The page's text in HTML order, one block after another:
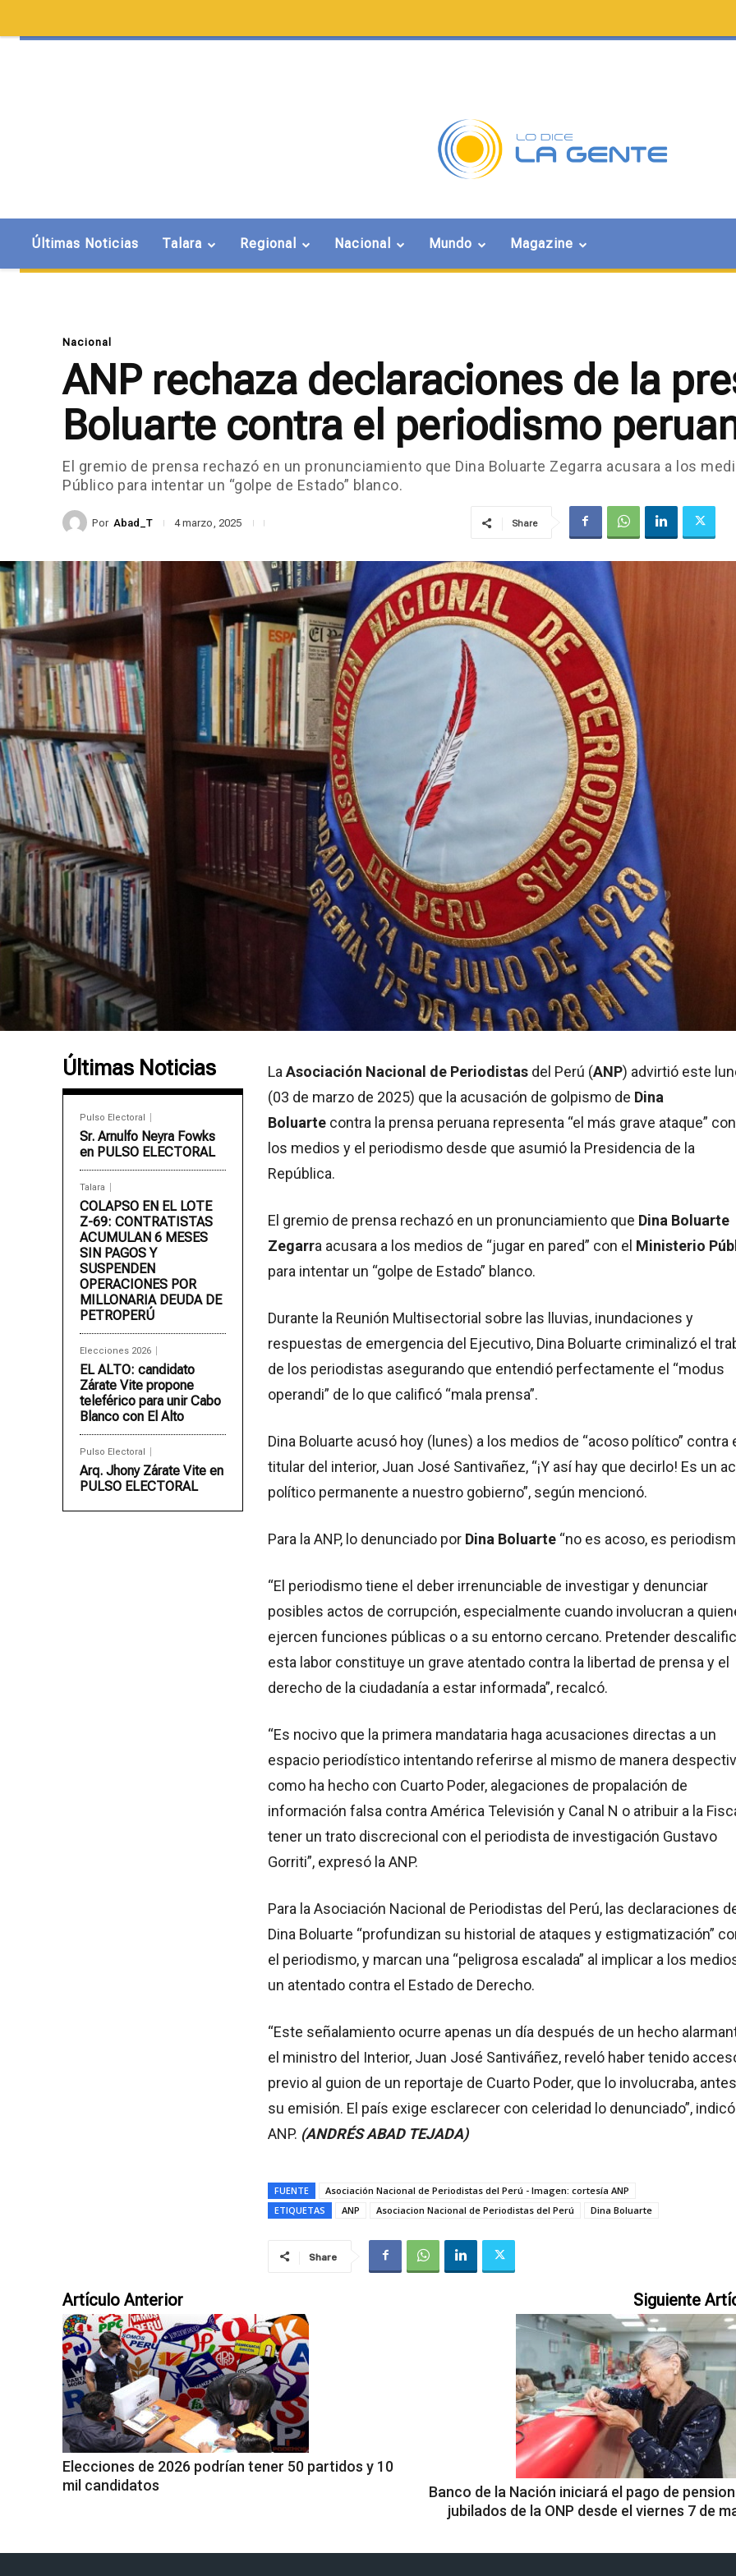
Últimas Noticias Talara Regional Nacional Mundo Magazine
Nacional
ANP rechaza declaraciones de la
Boluarte contra el periodismo
El gremio de prensa rechazó en un pronunciamiento que Dina Boluarte Zegarra acusara a los
Público para intentar un “golpe de Estado” blanco.
Por Abad_T 4 marzo, 2025 Share
Últimas Noticias
Pulso Electoral
Sr. Arnulfo Neyra Fowks
en PULSO ELECTORAL
Talara
COLAPSO EN EL LOTE
Z-69: CONTRATISTAS
ACUMULAN 6 MESES
SIN PAGOS Y
SUSPENDEN
OPERACIONES POR
MILLONARIA DEUDA DE
PETROPERÚ
Elecciones 2026
EL ALTO: candidato
Zárate Vite propone
teleférico para unir Cabo
Blanco con El Alto
Pulso Electoral
Arq. Jhony Zárate Vite en
PULSO ELECTORAL
La Asociación Nacional de Periodistas del Perú (ANP) advirtió este
(03 de marzo de 2025) que la acusación de golpismo de Dina
Boluarte contra la prensa peruana representa “el más grave ataque”
los medios y el periodismo desde que asumió la Presidencia de la
República.
El gremio de prensa rechazó en un pronunciamiento que Dina Boluarte
Zegarra acusara a los medios de “jugar en pared” con el Ministerio
para intentar un “golpe de Estado” blanco.
Durante la Reunión Multisectorial sobre las lluvias, inundaciones y
respuestas de emergencia del Ejecutivo, Dina Boluarte criminalizó el
de los periodistas asegurando que entendió perfectamente el “modus
operandi” de lo que calificó “mala prensa”.
Dina Boluarte acusó hoy (lunes) a los medios de “acoso político” contra
titular del interior, Juan José Santivañez, “¡Y así hay que decirlo! Es un
político permanente a nuestro gobierno”, según mencionó.
Para la ANP, lo denunciado por Dina Boluarte “no es acoso, es
“El periodismo tiene el deber irrenunciable de investigar y denunciar
posibles actos de corrupción, especialmente cuando involucran a
ejercen funciones públicas o a su entorno cercano. Pretender
esta labor constituye un grave atentado contra la libertad de prensa y el
derecho de la ciudadanía a estar informada”, recalcó.
“Es nocivo que la primera mandataria haga acusaciones directas a un
espacio periodístico intentando referirse al mismo de manera
como ha hecho con Cuarto Poder, alegaciones de propalación de
información falsa contra América Televisión y Canal N o atribuir a la
tener un trato discrecional con el periodista de investigación Gustavo
Gorriti”, expresó la ANP.
Para la Asociación Nacional de Periodistas del Perú, las declaraciones
Dina Boluarte “profundizan su historial de ataques y estigmatización”
el periodismo, y marcan una “peligrosa escalada” al implicar a los
un atentado contra el Estado de Derecho.
“Este señalamiento ocurre apenas un día después de un hecho
el ministro del Interior, Juan José Santiváñez, reveló haber tenido
previo al guion de un reportaje de Cuarto Poder, que lo involucraba,
su emisión. El país exige esclarecer con celeridad lo denunciado”,
ANP. (ANDRÉS ABAD TEJADA)
FUENTE
Asociación Nacional de Periodistas del Perú - Imagen: cortesía ANP
ETIQUETAS
ANP Asociacion Nacional de Periodistas del Perú Dina Boluarte
Share
Artículo Anterior
Elecciones de 2026 podrían tener 50 partidos y 10
mil candidatos
Siguiente
Banco de la Nación iniciará el pago de
jubilados de la ONP desde el viernes 7 de